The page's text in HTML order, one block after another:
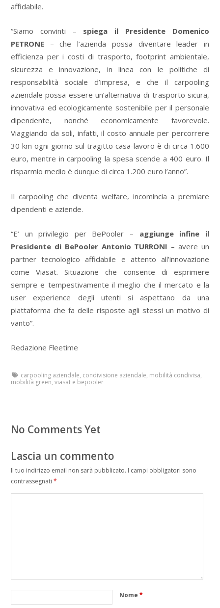
affidabile.
“Siamo convinti – spiega il Presidente Domenico
PETRONE – che l’azienda possa diventare leader in
efficienza per i costi di trasporto, footprint ambientale,
sicurezza e innovazione, in linea con le politiche di
responsabilità sociale d’impresa, e che il carpooling
aziendale possa essere un’alternativa di trasporto sicura,
innovativa ed ecologicamente sostenibile per il personale
dipendente, nonché economicamente favorevole.
Viaggiando da soli, infatti, il costo annuale per percorrere
30 km ogni giorno sul tragitto casa-lavoro è di circa 1.600
euro, mentre in carpooling la spesa scende a 400 euro. Il
risparmio medio è dunque di circa 1.200 euro l’anno”.
Il carpooling che diventa welfare, incomincia a premiare
dipendenti e aziende.
“E’ un privilegio per BePooler – aggiunge infine il
Presidente di BePooler Antonio TURRONI – avere un
partner tecnologico affidabile e attento all’innovazione
come Viasat. Situazione che consente di esprimere
sempre e tempestivamente il meglio che il mercato e la
user experience degli utenti si aspettano da una
piattaforma che fa delle risposte agli stessi un motivo di
vanto”.
Redazione Fleetime
carpooling aziendale, condivisione aziendale, mobilità condivisa,
mobilità green, viasat e bepooler
No Comments Yet
Lascia un commento
Il tuo indirizzo email non sarà pubblicato. I campi obbligatori sono
contrassegnati *
Nome *